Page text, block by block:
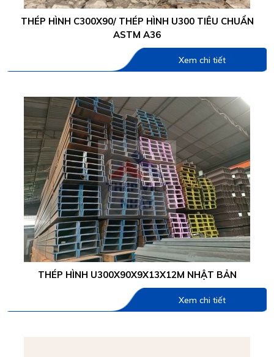
THÉP HÌNH C300X90/ THÉP HÌNH U300 TIÊU CHUẨN
ASTM A36
Xem chi tiết
THÉP HÌNH U300X90X9X13X12M NHẬT BẢN
Xem chi tiết